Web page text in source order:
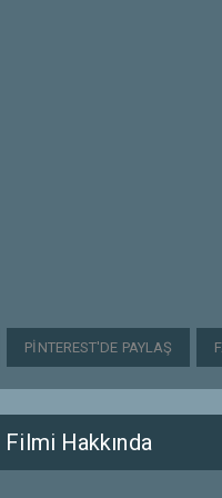
PINTEREST'DE PAYLAŞ
Filmi Hakkında